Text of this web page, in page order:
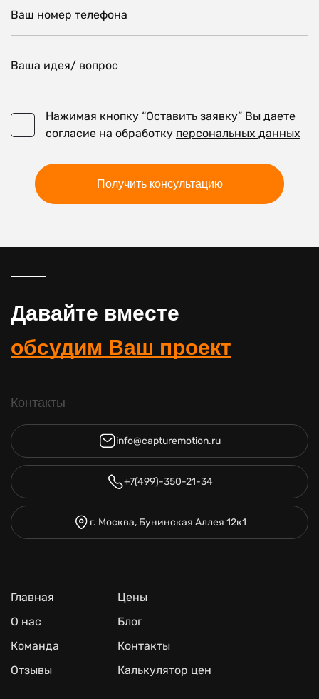
Ваш номер телефона
Ваша идея/ вопрос
Нажимая кнопку “Оставить заявку” Вы даете
Нажимая кнопку “Оставить заявку” Вы даете
согласие на обработку персональных данных
Получить консультацию
Давайте вместе
обсудим Ваш проект
Контакты
info@capturemotion.ru
+7(499)-350-21-34
г. Москва, Бунинская Аллея 12к1
Главная
О нас
Команда
Отзывы
Цены
Блог
Контакты
Калькулятор цен